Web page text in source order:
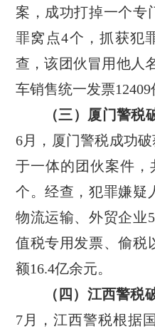
案，成功打掉一个专
罪窝点4个，抓获犯
查，该团伙冒用他人
车销售统一发票12409
（三）厦门警税
6月，厦门警税成功
于一体的团伙案件，
个。经查，犯罪嫌疑
物流运输、外贸企业
值税专用发票、偷税
额16.4亿余元。
（四）江西警税
7月，江西警税根据